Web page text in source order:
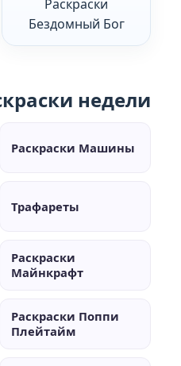
Раскраски
Бездомный Бог
недели
Раскраски Машины
Трафареты
Раскраски
Майнкрафт
Раскраски Поппи
Плейтайм